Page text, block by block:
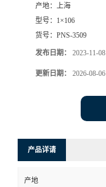
产地： 上海
型号： 1×106
货号： PNS-3509
发布日期： 2023-11-08
更新日期： 2026-08-06
产品详请
产地